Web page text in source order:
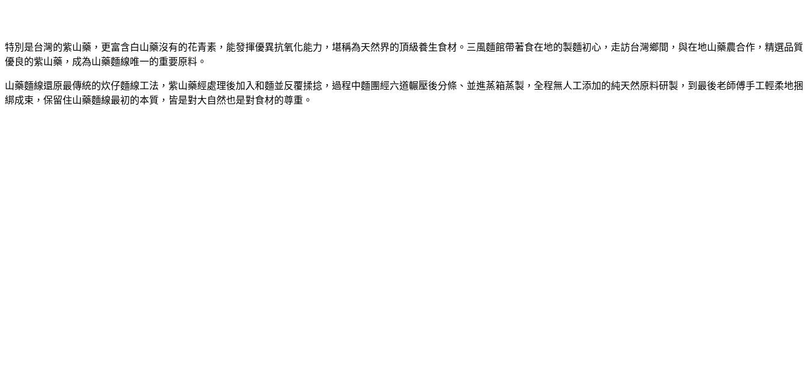
特別是台灣的紫山藥，更富含白山藥沒有的花青素，能發揮優異抗氧化能力，堪稱為天然界的頂級養生食材。三風麵館帶著食在地的製麵初心，走訪台灣鄉間，與在地山藥農合作，精選品質
優良的紫山藥，成為山藥麵線唯一的重要原料。
山藥麵線還原最傳統的炊仔麵線工法，紫山藥經處理後加入和麵並反覆揉捻，過程中麵團經六道輾壓後分條、並進蒸箱蒸製，全程無人工添加的純天然原料研製，到最後老師傅手工輕柔地捆
綁成束，保留住山藥麵線最初的本質，皆是對大自然也是對食材的尊重。